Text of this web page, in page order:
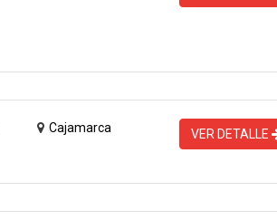
Cajamarca VER DETALLE